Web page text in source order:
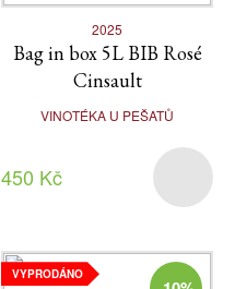
2025
Bag in box 5L BIB Rosé
Cinsault
VINOTÉKA U PEŠATŮ
450 Kč
VYPRODÁNO